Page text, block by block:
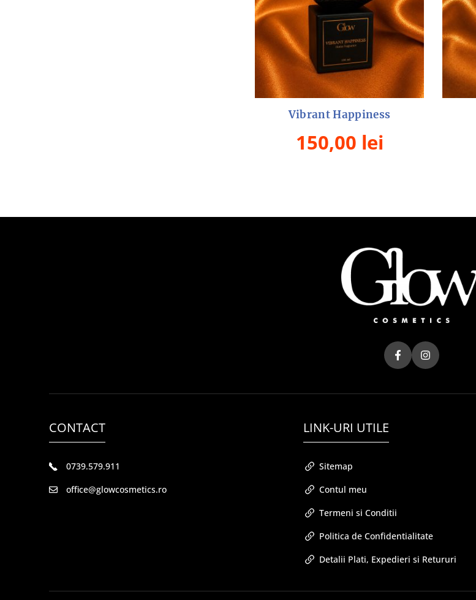
Vibrant Happiness
150,00 lei
CONTACT
0739.579.911
office@glowcosmetics.ro
LINK-URI UTILE
Sitemap
Contul meu
Termeni si Conditii
Politica de Confidentialitate
Detalii Plati, Expedieri si Retururi